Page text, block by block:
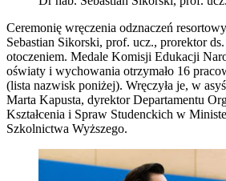
Ceremonię wręczenia odznaczeń
Sebastian Sikorski, prof. ucz., prorektor
otoczeniem. Medale Komisji Edukacji
oświaty i wychowania otrzymało 16
(lista nazwisk poniżej). Wręczyła je, w
Marta Kapusta, dyrektor Departamentu
Kształcenia i Spraw Studenckich w
Szkolnictwa Wyższego.